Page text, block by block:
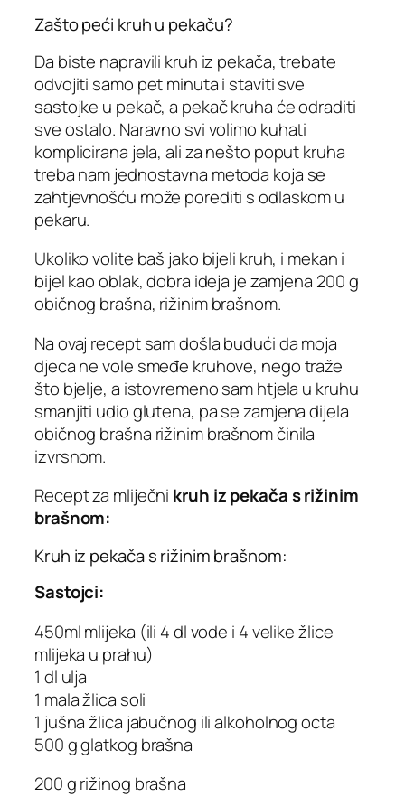
Zašto peći kruh u pekaču?
Da biste napravili kruh iz pekača, trebate
odvojiti samo pet minuta i staviti sve
sastojke u pekač, a pekač kruha će odraditi
sve ostalo. Naravno svi volimo kuhati
komplicirana jela, ali za nešto poput kruha
treba nam jednostavna metoda koja se
zahtjevnošću može porediti s odlaskom u
pekaru.
Ukoliko volite baš jako bijeli kruh, i mekan i
bijel kao oblak, dobra ideja je zamjena 200 g
običnog brašna, rižinim brašnom.
Na ovaj recept sam došla budući da moja
djeca ne vole smeđe kruhove, nego traže
što bjelje, a istovremeno sam htjela u kruhu
smanjiti udio glutena, pa se zamjena dijela
običnog brašna rižinim brašnom činila
izvrsnom.
Recept za mliječni kruh iz pekača s rižinim
brašnom:
Kruh iz pekača s rižinim brašnom:
Sastojci:
450ml mlijeka (ili 4 dl vode i 4 velike žlice
mlijeka u prahu)
1 dl ulja
1 mala žlica soli
1 jušna žlica jabučnog ili alkoholnog octa
500 g glatkog brašna
200 g rižinog brašna